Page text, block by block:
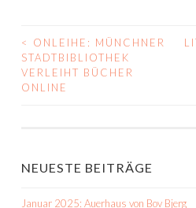
BEITRAGS-
NAVIGATION
<
ONLEIHE: MÜNCHNER
STADTBIBLIOTHEK
VERLEIHT BÜCHER
ONLINE
NEUESTE BEITRÄGE
Januar 2025: Auerhaus von Bov Bjerg